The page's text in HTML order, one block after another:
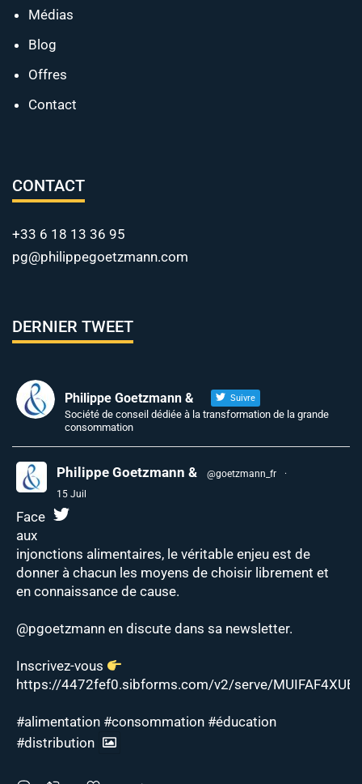
Médias
Blog
Offres
Contact
CONTACT
+33 6 18 13 36 95
pg@philippegoetzmann.com
DERNIER TWEET
Philippe Goetzmann & Suivre
Société de conseil dédiée à la transformation de la grande
consommation
Philippe Goetzmann & @goetzmann_fr
·
15 Juil
Face
aux
injonctions alimentaires, le véritable enjeu est de
donner à chacun les moyens de choisir librement et
en connaissance de cause.
@pgoetzmann en discute dans sa newsletter.
Inscrivez-vous
https://4472fef0.sibforms.com/v2/serve/
#alimentation #consommation #éducation
#distribution